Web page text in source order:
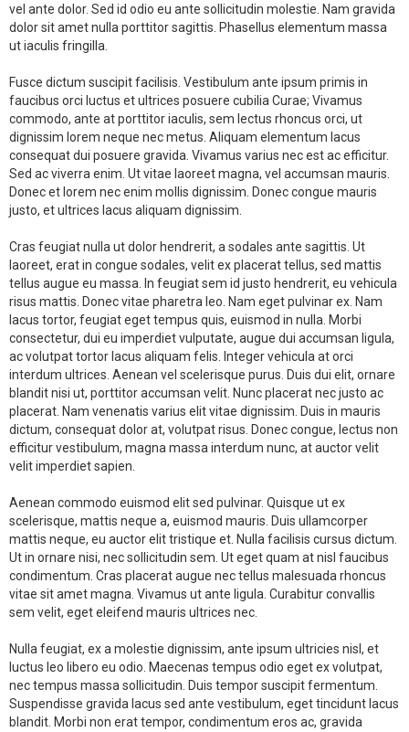
vel ante dolor. Sed id odio eu ante sollicitudin molestie. Nam gravida
dolor sit amet nulla porttitor sagittis. Phasellus elementum massa
ut iaculis fringilla.
Fusce dictum suscipit facilisis. Vestibulum ante ipsum primis in
faucibus orci luctus et ultrices posuere cubilia Curae; Vivamus
commodo, ante at porttitor iaculis, sem lectus rhoncus orci, ut
dignissim lorem neque nec metus. Aliquam elementum lacus
consequat dui posuere gravida. Vivamus varius nec est ac efficitur.
Sed ac viverra enim. Ut vitae laoreet magna, vel accumsan mauris.
Donec et lorem nec enim mollis dignissim. Donec congue mauris
justo, et ultrices lacus aliquam dignissim.
Cras feugiat nulla ut dolor hendrerit, a sodales ante sagittis. Ut
laoreet, erat in congue sodales, velit ex placerat tellus, sed mattis
tellus augue eu massa. In feugiat sem id justo hendrerit, eu vehicula
risus mattis. Donec vitae pharetra leo. Nam eget pulvinar ex. Nam
lacus tortor, feugiat eget tempus quis, euismod in nulla. Morbi
consectetur, dui eu imperdiet vulputate, augue dui accumsan ligula,
ac volutpat tortor lacus aliquam felis. Integer vehicula at orci
interdum ultrices. Aenean vel scelerisque purus. Duis dui elit, ornare
blandit nisi ut, porttitor accumsan velit. Nunc placerat nec justo ac
placerat. Nam venenatis varius elit vitae dignissim. Duis in mauris
dictum, consequat dolor at, volutpat risus. Donec congue, lectus non
efficitur vestibulum, magna massa interdum nunc, at auctor velit
velit imperdiet sapien.
Aenean commodo euismod elit sed pulvinar. Quisque ut ex
scelerisque, mattis neque a, euismod mauris. Duis ullamcorper
mattis neque, eu auctor elit tristique et. Nulla facilisis cursus dictum.
Ut in ornare nisi, nec sollicitudin sem. Ut eget quam at nisl faucibus
condimentum. Cras placerat augue nec tellus malesuada rhoncus
vitae sit amet magna. Vivamus ut ante ligula. Curabitur convallis
sem velit, eget eleifend mauris ultrices nec.
Nulla feugiat, ex a molestie dignissim, ante ipsum ultricies nisl, et
luctus leo libero eu odio. Maecenas tempus odio eget ex volutpat,
nec tempus massa sollicitudin. Duis tempor suscipit fermentum.
Suspendisse gravida lacus sed ante vestibulum, eget tincidunt lacus
blandit. Morbi non erat tempor, condimentum eros ac, gravida